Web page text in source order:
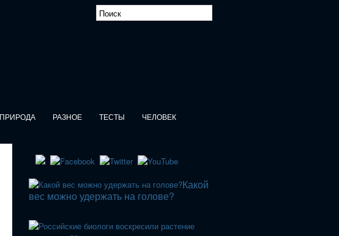
ПРИРОДА РАЗНОЕ ТЕСТЫ ЧЕЛОВЕК
Какой
вес можно удержать на голове?